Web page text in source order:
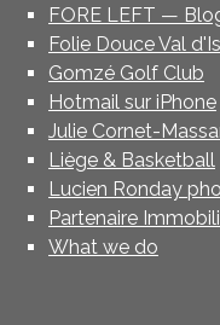
FORE LEFT —
Folie Douce Val
Gomzé Golf Club
Hotmail sur iPhone
Julie Cornet-
Liège & Basketball
Lucien Ronday
Partenaire
What we do